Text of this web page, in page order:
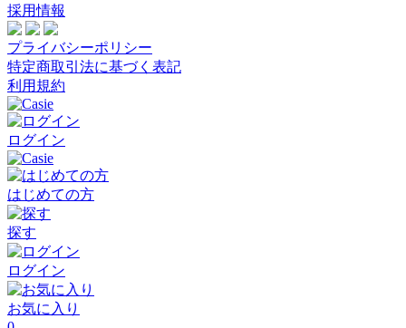
採用情報
プライバシーポリシー
特定商取引法に基づく表記
利用規約
ログイン
はじめての方
探す
ログイン
お気に入り